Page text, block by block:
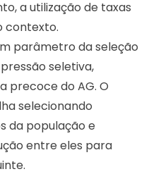
a utilização de taxas
contexto.
parâmetro da seleção
seletiva,
precoce do AG. O
selecionando
da população e
entre eles para